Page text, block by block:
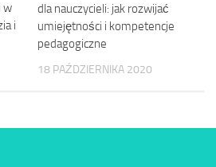
w
i
dla nauczycieli: jak rozwijać
umiejętności i kompetencje
pedagogiczne
18 PAŹDZIERNIKA 2020